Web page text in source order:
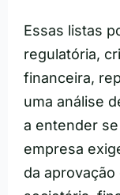
Essas listas
regulatória,
financeira,
uma análise
a entender
empresa
da